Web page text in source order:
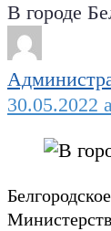
В городе
30.05.2022